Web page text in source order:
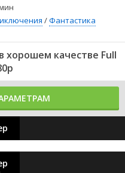
/Фантастика
хорошем качестве Full